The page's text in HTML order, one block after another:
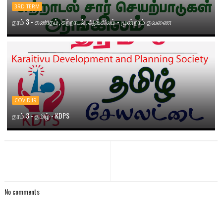
3RD TERM
தரம் 3 - கணிதம், சுற்றாடல், ஆங்கிலம் - மூன்றாம் தவணை
COVID19
தரம் 3 - தமிழ் - KDPS
No comments